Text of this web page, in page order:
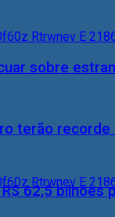
sobre
terão recorde
62,5 bilhões